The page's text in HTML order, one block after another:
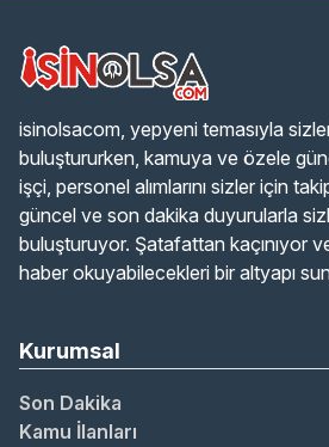
isinolsacom, yepyeni temasıyla
buluştururken, kamuya ve özele
işçi, personel alımlarını sizler için
güncel ve son dakika duyurularla
buluşturuyor. Şatafattan kaçınıyor
haber okuyabilecekleri bir altyapı
Kurumsal
Son Dakika
Kamu İlanları